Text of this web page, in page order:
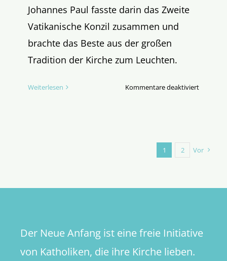
Johannes Paul fasste darin das Zweite
Vatikanische Konzil zusammen und
brachte das Beste aus der großen
Tradition der Kirche zum Leuchten.
Weiterlesen Kommentare deaktiviertfür
Kartell
(von
1 2 Vor
Der Neue Anfang ist eine freie Initiative
von Katholiken, die ihre Kirche lieben.